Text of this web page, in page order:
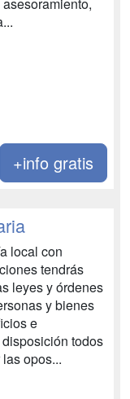
+info gratis
local con
tendrás
leyes y órdenes
y bienes
e
todos
opos...